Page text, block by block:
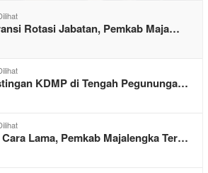
Rotasi Jabatan, Pemkab Maja…
KDMP di Tengah Pegununga…
Lama, Pemkab Majalengka Ter…